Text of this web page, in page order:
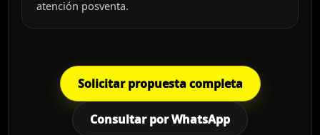
atención posventa.
Solicitar propuesta completa
Consultar por WhatsApp